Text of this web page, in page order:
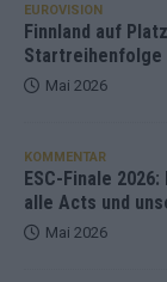
EUROVISION
Finnland auf
Startreihenfolge
Mai 2026
KOMMENTAR
ESC-Finale
alle Acts und
Mai 2026